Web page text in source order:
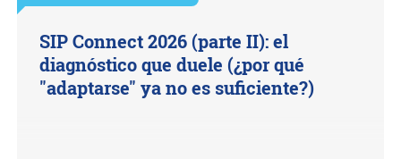
SIP Connect 2026 (parte II): el
diagnóstico que duele (¿por qué
"adaptarse" ya no es suficiente?)